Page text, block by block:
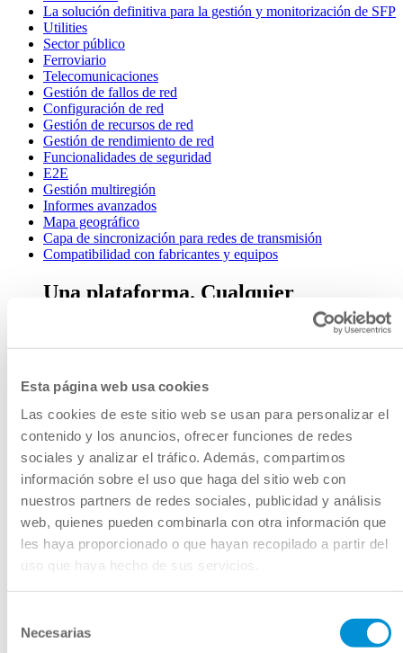
Esta página web usa cookies
Las cookies de este sitio web se usan para personalizar el
contenido y los anuncios, ofrecer funciones de redes
sociales y analizar el tráfico. Además, compartimos
información sobre el uso que haga del sitio web con
nuestros partners de redes sociales, publicidad y análisis
web, quienes pueden combinarla con otra información que
les haya proporcionado o que hayan recopilado a partir del
uso que haya hecho de sus servicios.
Necesarias
La solución definitiva para la gestión y monitorización de SFP
Utilities
Sector público
Ferroviario
Telecomunicaciones
Gestión de fallos de red
Configuración de red
Gestión de recursos de red
Gestión de rendimiento de red
Funcionalidades de seguridad
E2E
Gestión multiregión
Informes avanzados
Mapa geográfico
Capa de sincronización para redes de transmisión
Compatibilidad con fabricantes y equipos
Una plataforma. Cualquier
proveedor.
Productos soportados
Mantente al día con sesiones de
expertos
Webinars técnicos en directo y bajo demanda.
Ver los próximos webinars
Despligues reales. Resultados